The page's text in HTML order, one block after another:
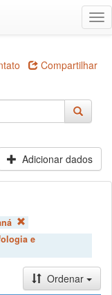
Compartilhar
Adicionar dados
e
Ordenar